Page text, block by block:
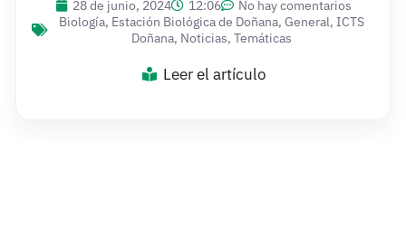
28 de junio, 2024 12:06
No hay comentarios
Biología, Estación Biológica de Doñana, General, ICTS
Doñana, Noticias, Temáticas
Leer el artículo